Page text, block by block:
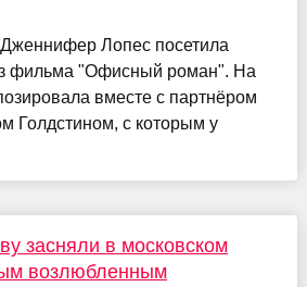
Дженнифер Лопес посетила
фильма "Офисный роман". На
вместе с партнёром
Голдстином, с которым у
засняли в московском
возлюбленным